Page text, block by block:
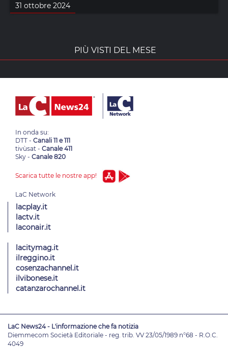
31 ottobre 2024
PIÙ VISTI DEL MESE
In onda su:
DTT - Canali 11 e 111
tivùsat - Canale 411
Sky - Canale 820
Scarica tutte le nostre app!
lacplay.it
lactv.it
laconair.it
lacitymag.it
ilreggino.it
cosenzachannel.it
ilvibonese.it
catanzarochannel.it
LaC News24 - L'informazione che fa notizia
Diemmecom Società Editoriale - reg. trib. VV 23/05/1989 n°68 - R.O.C.
4049